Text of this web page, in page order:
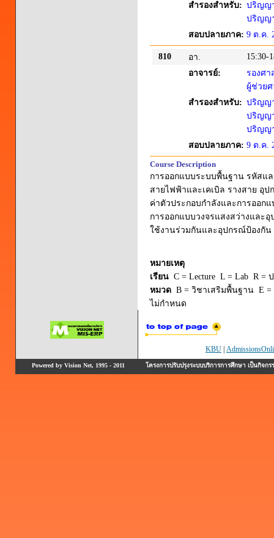
สำรองสำหรับ: ปริญญ
ปริญญ
สอบปลายภาค: 9 ต.ค.
810 อา.
15:30-
อาจารย์:
รองศา
ผู้ช่วย
สำรองสำหรับ: ปริญญ
ปริญญ
ปริญญ
สอบปลายภาค: 9 ต.ค.
Course Description
การออกแบบระบบพื้นฐาน รหัสแ
สายไฟฟ้าและเคเบิล รางสาย อุ
ค่าตัวประกอบกำลังและการออก
การออกแบบวงจรแสงสว่างและ
ใช้งานร่วมกันและอุปกรณ์ป้องกัน
หมายเหตุ
เรียน C = Lecture L = Lab R =
หมวด B = วิชาเสริมพื้นฐาน E
ไม่กำหนด
KBU
Powered by Vision Net, 1995 - 2011 โครงการปรับปรุงระบบบริการการศึกษา เป็นกิ